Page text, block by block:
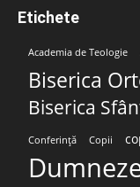
Etichete
Academia de Teologie
Biserica
Biserica
Conferință Copii